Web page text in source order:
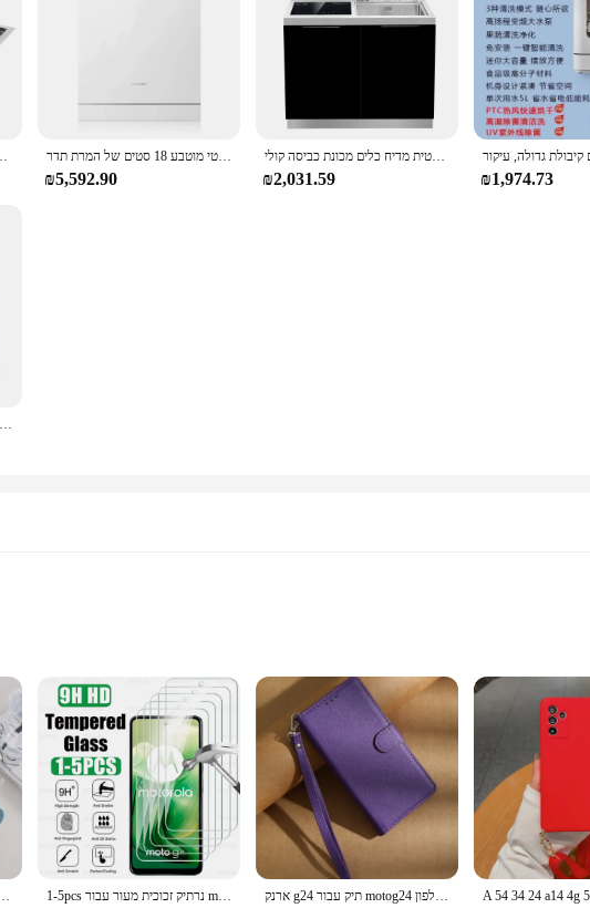
מיאו אוטומטית מדיח ייבוש כביסה ואחסון מדיח כלים משולב ביתי אוטומטי מוטבע 18 סטים של המרת תדר
₪5,592.90
מכונת כביסה חכמה אוטומטית מדיח כלים מכונת כביסה קולי
₪2,031.59 ₪1,974.73
-,,,,,,,,,,,,,,,,,,,,,,,,,,,,,,,,,,,,,,,,,,,,,,,,,,,,,,,,,,,,,,,,,,,,,,,,,,,,,,,,,,,,,,,,,,,,,,,,,,,,,,,,,,,,,,,,,,,,,,,,,,,,,,,,,,,,,,,,,
Setup
perfect for those with limited kitchen space. Constructed from durable stainless
14 place settings, it's ideal for small households or those looking to maximize
on performance.
technology. It comes equipped with six wash cycles, each tailored to tackle different
has got you covered. Its energy-efficient design ensures that you can enjoy
Samsung Galaxy S24 S23 S22 S21 S20 FE Plus Ultra 5G Cord Silicone Back Cover 1-5pcs נרתיק זכוכית מעור עבור motola g24 motor עבור motola g04 g14g 24 כוח g34 g54 g64 g84 5 גרם זכוכית זכוכית ארנק g24 תיק עבור motog24 תיק טלפון etui motog24 כיסוי עולמי דיור motog24 כוח g 24 motog24 תיק